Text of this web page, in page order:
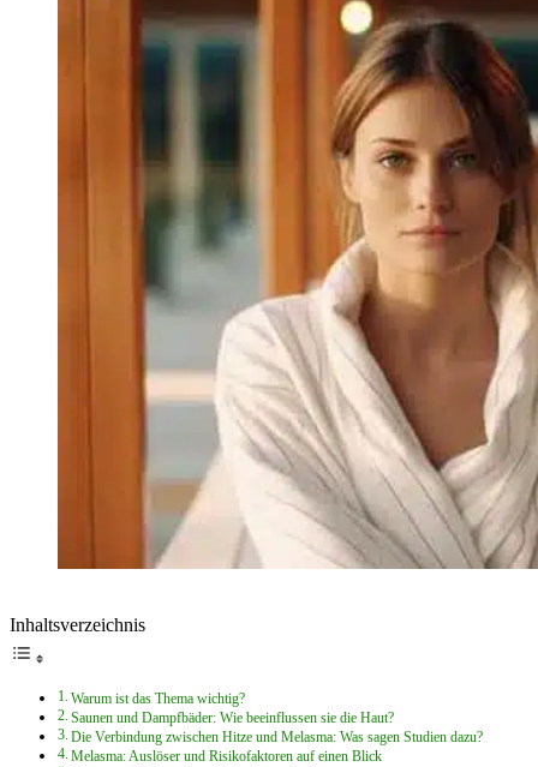
Inhaltsverzeichnis
Warum ist das Thema wichtig?
Saunen und Dampfbäder: Wie beeinflussen sie die Haut?
Die Verbindung zwischen Hitze und Melasma: Was sagen Studien dazu?
Melasma: Auslöser und Risikofaktoren auf einen Blick